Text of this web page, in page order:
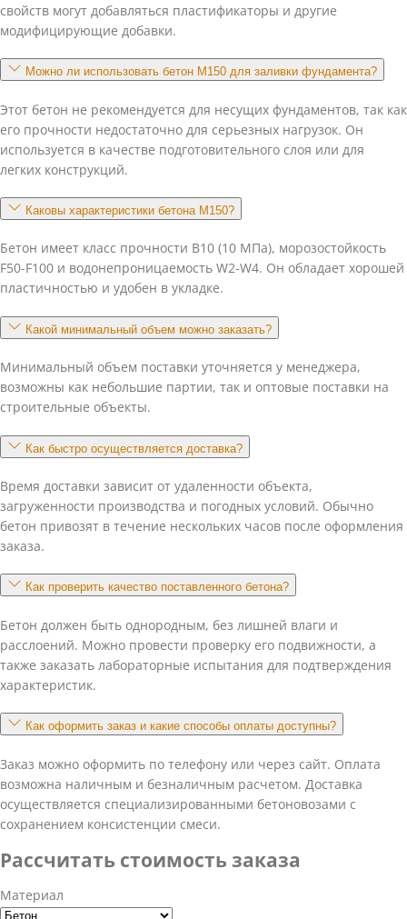
свойств могут добавляться пластификаторы и другие
модифицирующие добавки.
Можно ли использовать бетон М150 для заливки фундамента?
Этот бетон не рекомендуется для несущих фундаментов, так как
его прочности недостаточно для серьезных нагрузок. Он
используется в качестве подготовительного слоя или для
легких конструкций.
Каковы характеристики бетона М150?
Бетон имеет класс прочности В10 (10 МПа), морозостойкость
F50-F100 и водонепроницаемость W2-W4. Он обладает хорошей
пластичностью и удобен в укладке.
Какой минимальный объем можно заказать?
Минимальный объем поставки уточняется у менеджера,
возможны как небольшие партии, так и оптовые поставки на
строительные объекты.
Как быстро осуществляется доставка?
Время доставки зависит от удаленности объекта,
загруженности производства и погодных условий. Обычно
бетон привозят в течение нескольких часов после оформления
заказа.
Как проверить качество поставленного бетона?
Бетон должен быть однородным, без лишней влаги и
расслоений. Можно провести проверку его подвижности, а
также заказать лабораторные испытания для подтверждения
характеристик.
Как оформить заказ и какие способы оплаты доступны?
Заказ можно оформить по телефону или через сайт. Оплата
возможна наличным и безналичным расчетом. Доставка
осуществляется специализированными бетоновозами с
сохранением консистенции смеси.
Рассчитать стоимость заказа
Материал